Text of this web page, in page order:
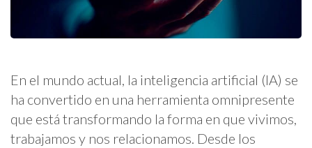
En el mundo actual, la inteligencia artificial (IA) se
ha convertido en una herramienta omnipresente
que está transformando la forma en que vivimos,
trabajamos y nos relacionamos. Desde los